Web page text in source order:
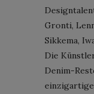
Gronti,
Sikkema,
Die
Denim-